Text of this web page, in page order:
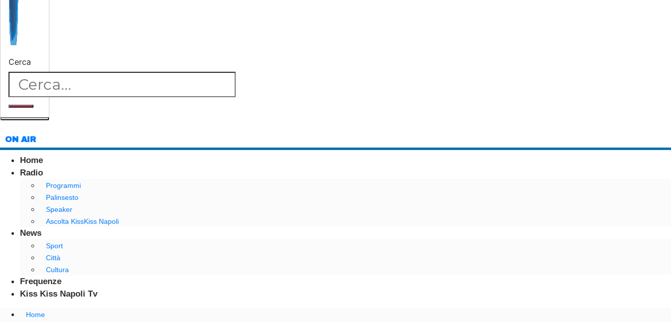
Cerca
ON AIR
Home
Radio
Programmi
Palinsesto
Speaker
Ascolta KissKiss Napoli
News
Sport
Città
Cultura
Frequenze
Kiss Kiss Napoli Tv
Home